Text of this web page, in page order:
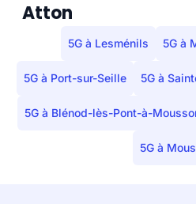
Atton
5G à Lesménils 5G à
5G à Port-sur-Seille 5G à
5G à Blénod-lès-Pont-à-
5G à